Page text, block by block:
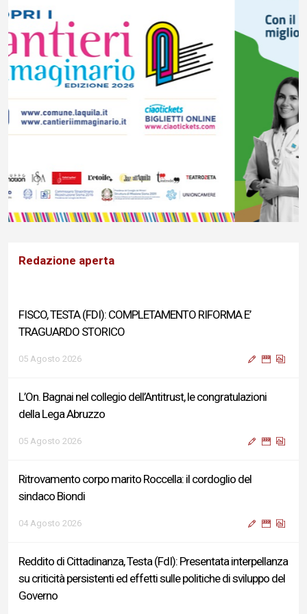
Redazione aperta
FISCO, TESTA (FDI): COMPLETAMENTO RIFORMA E’
TRAGUARDO STORICO
05 Agosto 2026
L’On. Bagnai nel collegio dell’Antitrust, le congratulazioni
della Lega Abruzzo
05 Agosto 2026
Ritrovamento corpo marito Roccella: il cordoglio del
sindaco Biondi
04 Agosto 2026
Reddito di Cittadinanza, Testa (FdI): Presentata interpellanza
su criticità persistenti ed effetti sulle politiche di sviluppo del
Governo